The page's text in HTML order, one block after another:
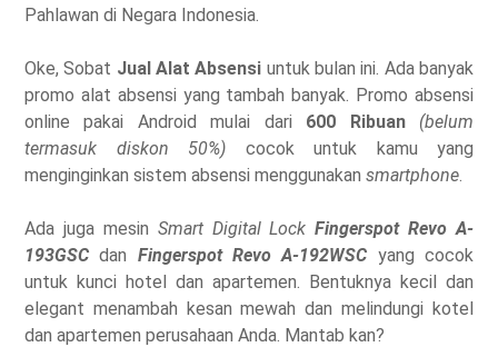
Pahlawan di Negara Indonesia.
Oke, Sobat Jual Alat Absensi untuk bulan ini. Ada banyak
promo alat absensi yang tambah banyak. Promo absensi
online pakai Android mulai dari 600 Ribuan
(belum
termasuk diskon 50%) cocok untuk kamu yang
menginginkan sistem absensi menggunakan smartphone.
Ada juga mesin Smart Digital Lock Fingerspot Revo A-
193GSC dan Fingerspot Revo A-192WSC yang cocok
untuk kunci hotel dan apartemen. Bentuknya kecil dan
elegant menambah kesan mewah dan melindungi kotel
dan apartemen perusahaan Anda. Mantab kan?